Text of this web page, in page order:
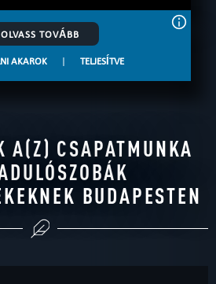
OLVASS TOVÁBB
AKAROK | TELJESÍTVE
A(Z) CSAPATMUNKA
BUDAPESTEN